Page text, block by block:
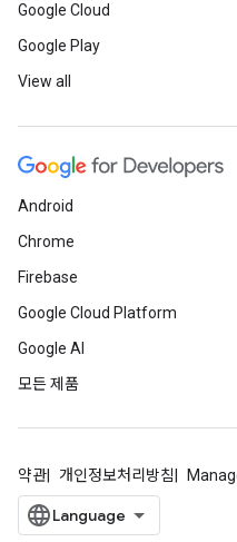
Google Cloud
Google Play
View all
Android
Chrome
Firebase
Google Cloud Platform
Google AI
모든 제품
약관 개인정보처리방침